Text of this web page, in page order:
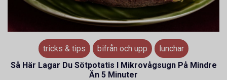
tricks & tips bifrån och upp
lunchar
Så Här Lagar Du Sötpotatis I Mikrovågsugn På Mindre
Än 5 Minuter